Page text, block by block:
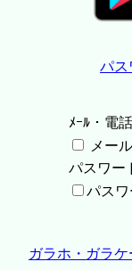
パス
ﾒｰﾙ・電
メー
パスワー
パス
ガラホ・ガラ